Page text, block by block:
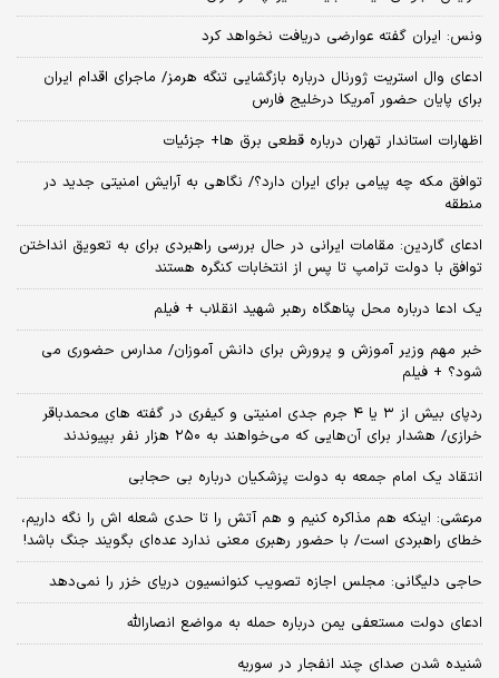
ونس: ایران گفته عوارضی دریافت نخواهد کرد
ادعای وال استریت ژورنال درباره بازگشایی تنگه هرمز/ ماجرای اقدام ایران
برای پایان حضور آمریکا درخلیج فارس
اظهارات استاندار تهران درباره قطعی برق ها+ جزئیات
توافق مکه چه پیامی برای ایران دارد؟/ نگاهی به آرایش امنیتی جدید در
منطقه
ادعای گاردین: مقامات ایرانی در حال بررسی راهبردی برای به تعویق انداختن
توافق با دولت ترامپ تا پس از انتخابات کنگره هستند
یک ادعا درباره محل پناهگاه‌ رهبر شهید انقلاب + فیلم
خبر مهم وزیر آموزش و پرورش برای دانش آموزان/ مدارس حضوری می
شود؟ + فیلم
ردپای بیش از ۳ یا ۴ جرم جدی امنیتی و کیفری در گفته های محمدباقر
خرازی/ هشدار برای آن‌هایی که می‌خواهند به ۲۵۰ هزار نفر بپیوندند
انتقاد یک امام جمعه به دولت پزشکیان درباره بی حجابی
مرعشی: اینکه هم مذاکره کنیم و هم آتش را تا حدی شعله اش را نگه داریم،
خطای راهبردی است/ با حضور رهبری معنی ندارد عده‌ای بگویند جنگ باشد!
حاجی دلیگانی: مجلس اجازه تصویب کنوانسیون دریای خزر را نمی‌دهد
ادعای دولت مستعفی یمن درباره حمله به مواضع انصارالله
شنیده شدن صدای چند انفجار در سوریه